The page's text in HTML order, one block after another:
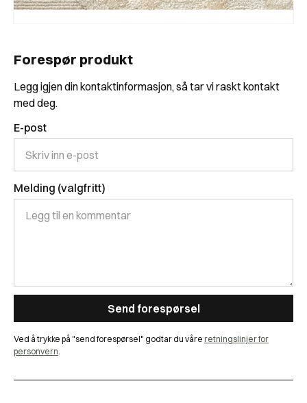
Forespør produkt
Legg igjen din kontaktinformasjon, så tar vi raskt kontakt
med deg.
E-post
Melding (valgfritt)
Ved å trykke på "send forespørsel" godtar du våre retningslinjer for
personvern.